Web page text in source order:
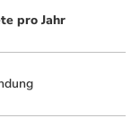
pro Jahr